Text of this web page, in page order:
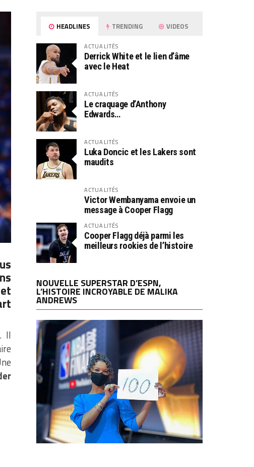
Il
HEADLINES TRENDING VIDEOS
ACTUALITÉS
Derrick White et le lien d’âme
avec le Heat
ACTUALITÉS
Le craquage d’Anthony
Edwards…
ACTUALITÉS
Luka Doncic et les Lakers sont
maudits
ACTUALITÉS
Victor Wembanyama envoie un
message à Cooper Flagg
ACTUALITÉS
Cooper Flagg déjà parmi les
meilleurs rookies de l’histoire
NOUVELLE SUPERSTAR D’ESPN,
L’HISTOIRE INCROYABLE DE MALIKA
ANDREWS